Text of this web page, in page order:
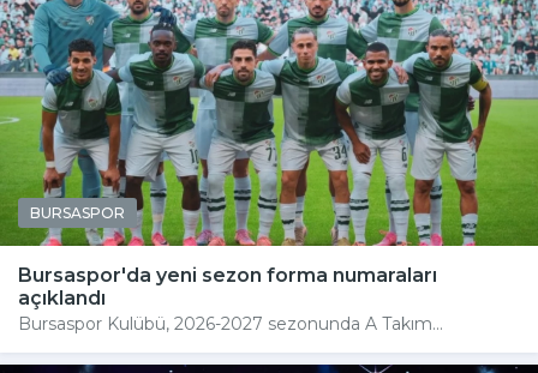
BURSASPOR
Bursaspor'da yeni sezon forma numaraları
açıklandı
Bursaspor Kulübü, 2026-2027 sezonunda A Takım...